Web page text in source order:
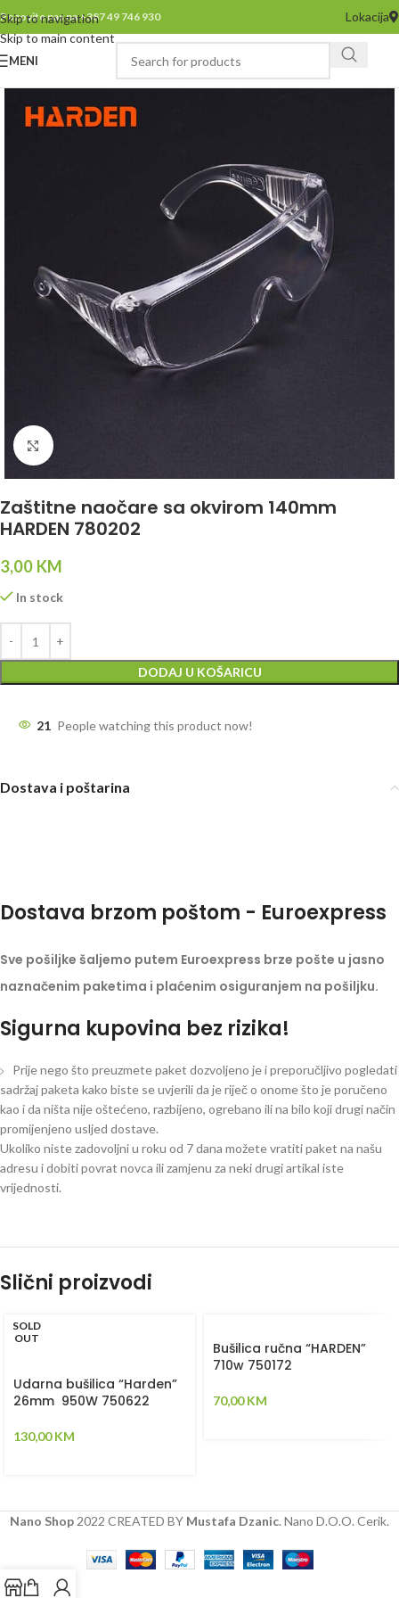
Skip to navigation
Skip to main content
Pozovite nas na +387 49 746 930 Lokacija
MENI
Click to enlarge
Zaštitne naočare sa okvirom 140mm
HARDEN 780202
3,00 KM
In stock
DODAJ U KOŠARICU
21 People watching this product now!
Dostava i poštarina
Dostava brzom poštom - Euroexpress
Sve pošiljke šaljemo putem Euroexpress brze pošte u jasno
naznačenim paketima i plaćenim osiguranjem na pošiljku.
Sigurna kupovina bez rizika!
Prije nego što preuzmete paket dozvoljeno je i preporučljivo pogledati
sadržaj paketa kako biste se uvjerili da je riječ o onome što je poručeno
kao i da ništa nije oštećeno, razbijeno, ogrebano ili na bilo koji drugi način
promijenjeno usljed dostave.
Ukoliko niste zadovoljni u roku od 7 dana možete vratiti paket na našu
adresu i dobiti povrat novca ili zamjenu za neki drugi artikal iste
vrijednosti.
Slični proizvodi
SOLD
OUT
Udarna bušilica “Harden”
26mm 950W 750622
130,00KM
Bušilica ručna “HARDEN”
710w 750172
70,00KM
Nano Shop 2022 CREATED BY Mustafa Dzanic. Nano D.O.O. Cerik.